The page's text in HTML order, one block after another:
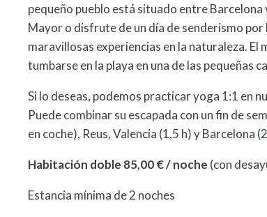
pequeño pueblo está situado entre Barcelona
Mayor o disfrute de un día de senderismo
maravillosas experiencias en la naturaleza.
tumbarse en la playa en una de las pequeñas
Si lo deseas, podemos practicar yoga 1:1 en
Puede combinar su escapada con un fin de
en coche), Reus, Valencia (1,5 h) y Barcelona
Habitación doble 85,00 € / noche (con
Estancia mínima de 2 noches